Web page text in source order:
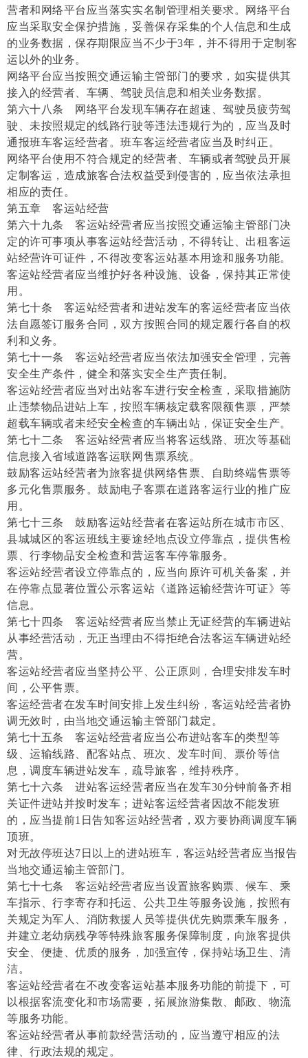
营者和网络平台应当落实实名制管理相关要求。网络平台
应当采取安全保护措施，妥善保存采集的个人信息和生成
的业务数据，保存期限应当不少于3年，并不得用于定制客
运以外的业务。
网络平台应当按照交通运输主管部门的要求，如实提供其
接入的经营者、车辆、驾驶员信息和相关业务数据。
第六十八条 网络平台发现车辆存在超速、驾驶员疲劳驾
驶、未按照规定的线路行驶等违法违规行为的，应当及时
通报班车客运经营者。班车客运经营者应当及时纠正。
网络平台使用不符合规定的经营者、车辆或者驾驶员开展
定制客运，造成旅客合法权益受到侵害的，应当依法承担
相应的责任。
第五章 客运站经营
第六十九条 客运站经营者应当按照交通运输主管部门决
定的许可事项从事客运站经营活动，不得转让、出租客运
站经营许可证件，不得改变客运站基本用途和服务功能。
客运站经营者应当维护好各种设施、设备，保持其正常使
用。
第七十条 客运站经营者和进站发车的客运经营者应当依
法自愿签订服务合同，双方按照合同的规定履行各自的权
利和义务。
第七十一条 客运站经营者应当依法加强安全管理，完善
安全生产条件，健全和落实安全生产责任制。
客运站经营者应当对出站客车进行安全检查，采取措施防
止违禁物品进站上车，按照车辆核定载客限额售票，严禁
超载车辆或者未经安全检查的车辆出站，保证安全生产。
第七十二条 客运站经营者应当将客运线路、班次等基础
信息接入省域道路客运联网售票系统。
鼓励客运站经营者为旅客提供网络售票、自助终端售票等
多元化售票服务。鼓励电子客票在道路客运行业的推广应
用。
第七十三条 鼓励客运站经营者在客运站所在城市市区、
县城城区的客运班线主要途经地点设立停靠点，提供售检
票、行李物品安全检查和营运客车停靠服务。
客运站经营者设立停靠点的，应当向原许可机关备案，并
在停靠点显著位置公示客运站《道路运输经营许可证》等
信息。
第七十四条 客运站经营者应当禁止无证经营的车辆进站
从事经营活动，无正当理由不得拒绝合法客运车辆进站经
营。
客运站经营者应当坚持公平、公正原则，合理安排发车时
间，公平售票。
客运经营者在发车时间安排上发生纠纷，客运站经营者协
调无效时，由当地交通运输主管部门裁定。
第七十五条 客运站经营者应当公布进站客车的类型等
级、运输线路、配客站点、班次、发车时间、票价等信
息，调度车辆进站发车，疏导旅客，维持秩序。
第七十六条 进站客运经营者应当在发车30分钟前备齐相
关证件进站并按时发车；进站客运经营者因故不能发班
的，应当提前1日告知客运站经营者，双方要协商调度车辆
顶班。
对无故停班达7日以上的进站班车，客运站经营者应当报告
当地交通运输主管部门。
第七十七条 客运站经营者应当设置旅客购票、候车、乘
车指示、行李寄存和托运、公共卫生等服务设施，按照有
关规定为军人、消防救援人员等提供优先购票乘车服务，
并建立老幼病残孕等特殊旅客服务保障制度，向旅客提供
安全、便捷、优质的服务，加强宣传，保持站场卫生、清
洁。
客运站经营者在不改变客运站基本服务功能的前提下，可
以根据客流变化和市场需要，拓展旅游集散、邮政、物流
等服务功能。
客运站经营者从事前款经营活动的，应当遵守相应的法
律、行政法规的规定。